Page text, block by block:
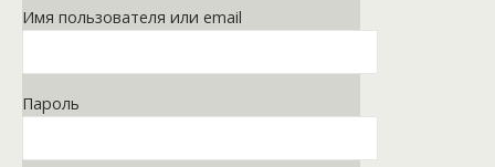
Имя пользователя или email
Пароль